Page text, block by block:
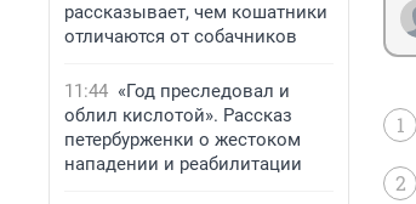
рассказывает, чем кошатники
отличаются от собачников
11:44 «Год преследовал и
облил кислотой». Рассказ
петербурженки о жестоком
нападении и реабилитации
1
2